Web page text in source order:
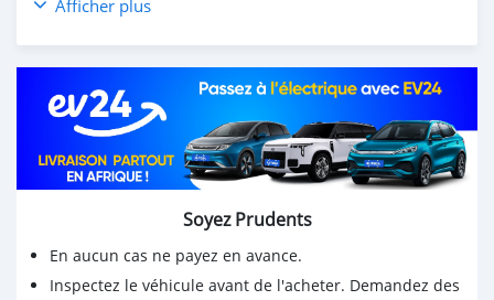
*5 PLACES*
_*PRIX : 2.400.000 F CFA*_
Afficher plus
Soyez Prudents
En aucun cas ne payez en avance.
Inspectez le véhicule avant de l'acheter. Demandez des